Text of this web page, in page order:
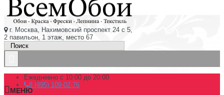
г. Москва, Нахимовский проспект 24 с 5,
2 павильон, 1 этаж, место 67
Ежедневно с 10:00 до 20:00
8 (495) 109-02-76
МЕНЮ